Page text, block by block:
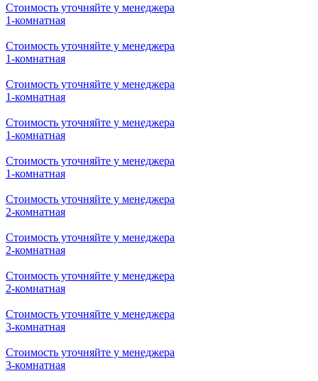
Стоимость уточняйте у менеджера
1-комнатная
Стоимость уточняйте у менеджера
1-комнатная
Стоимость уточняйте у менеджера
1-комнатная
Стоимость уточняйте у менеджера
1-комнатная
Стоимость уточняйте у менеджера
1-комнатная
Стоимость уточняйте у менеджера
2-комнатная
Стоимость уточняйте у менеджера
2-комнатная
Стоимость уточняйте у менеджера
2-комнатная
Стоимость уточняйте у менеджера
3-комнатная
Стоимость уточняйте у менеджера
3-комнатная